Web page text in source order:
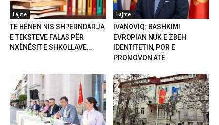
Lajme
TË HËNËN NIS SHPËRNDARJA
E TEKSTEVE FALAS PËR
NXËNËSIT E SHKOLLAVE...
Lajme
IVANOVIQ: BASHKIMI
EVROPIAN NUK E ZBEH
IDENTITETIN, POR E
PROMOVON ATË